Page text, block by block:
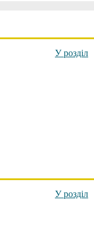
У розділ
У розділ